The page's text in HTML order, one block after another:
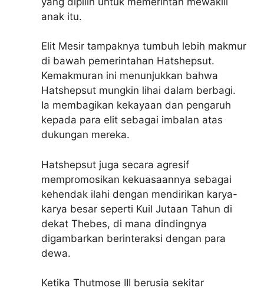
anak itu.
Elit Mesir tampaknya tumbuh lebih makmur
di bawah pemerintahan Hatshepsut.
Kemakmuran ini menunjukkan bahwa
Hatshepsut mungkin lihai dalam berbagi.
Ia membagikan kekayaan dan pengaruh
kepada para elit sebagai imbalan atas
dukungan mereka.
Hatshepsut juga secara agresif
mempromosikan kekuasaannya sebagai
kehendak ilahi dengan mendirikan karya-
karya besar seperti Kuil Jutaan Tahun di
dekat Thebes, di mana dindingnya
digambarkan berinteraksi dengan para
dewa.
Ketika Thutmose III berusia sekitar